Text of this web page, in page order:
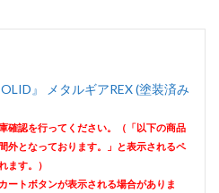
』 メタルギアREX (塗装済み
確認を行ってください。（「以下の商品
外となっております。」と表示されるペ
ます。）
ートボタンが表示される場合がありま